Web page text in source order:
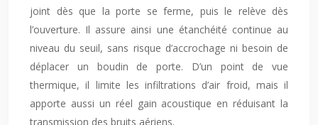
joint dès que la porte se ferme, puis le relève dès
l’ouverture. Il assure ainsi une étanchéité continue au
niveau du seuil, sans risque d’accrochage ni besoin de
déplacer un boudin de porte. D’un point de vue
thermique, il limite les infiltrations d’air froid, mais il
apporte aussi un réel gain acoustique en réduisant la
transmission des bruits aériens.